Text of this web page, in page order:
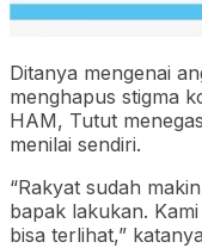
Ditanya mengenai
menghapus stigma
HAM, Tutut
menilai sendiri.
“Rakyat sudah
bapak lakukan.
bisa terlihat,”